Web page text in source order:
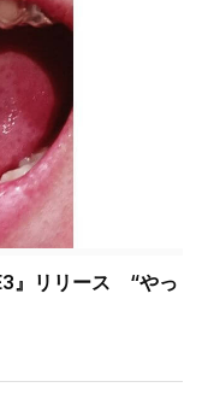
』リリース “やっ